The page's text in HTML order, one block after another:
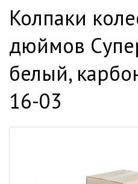
Колпаки
дюймов
белый,
16-03